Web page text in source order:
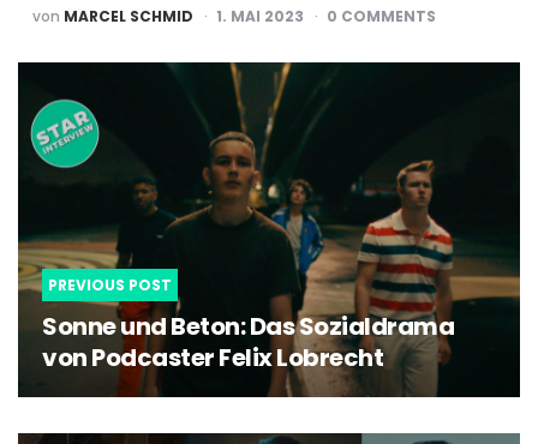
POSTED
BY
von MARCEL SCHMID 1. MAI 2023 0 COMMENTS
Post
navigation
PREVIOUS POST
Sonne und Beton: Das Sozialdrama
von Podcaster Felix Lobrecht